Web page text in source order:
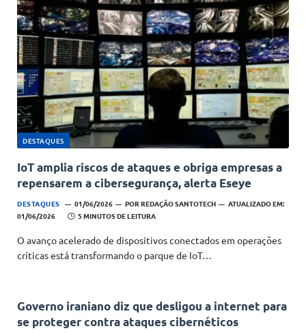
DESTAQUES
IoT amplia riscos de ataques e obriga empresas a
repensarem a cibersegurança, alerta Eseye
DESTAQUES 01/06/2026 POR REDAÇÃO SANTOTECH
ATUALIZADO EM:
01/06/2026
5 MINUTOS DE LEITURA
O avanço acelerado de dispositivos conectados em operações
críticas está transformando o parque de IoT…
Governo iraniano diz que desligou a internet para
se proteger contra ataques cibernéticos